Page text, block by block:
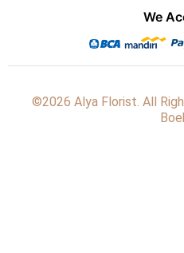
We
©2026 Alya Florist. All